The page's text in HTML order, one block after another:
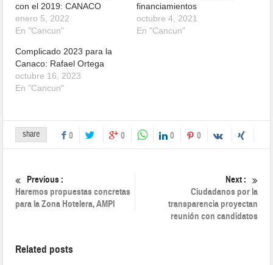
con el 2019: CANACO
enero 5, 2022
En "Cancun"
financiamientos
octubre 4, 2021
En "Cancun"
Complicado 2023 para la
Canaco: Rafael Ortega
octubre 16, 2023
En "Cancun"
share 0 0 0 0
Previous :
Haremos propuestas concretas
para la Zona Hotelera, AMPI
Next :
Ciudadanos por la
transparencia proyectan
reunión con candidatos
Related posts